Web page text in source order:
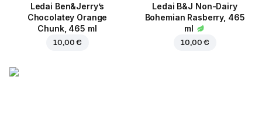
Ledai Ben&Jerry’s
Chocolatey Orange
Chunk, 465 ml
10,00 €
Ledai B&J Non-Dairy
Bohemian Rasberry, 465
ml
10,00 €